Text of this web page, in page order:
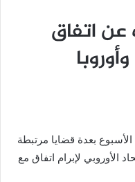
اتفاق
بعدة قضايا مرتبطة
الأوروبي لإبرام اتفاق مع